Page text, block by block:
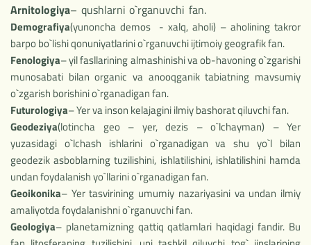
Arnitologiya– qushlarni o`rganuvchi fan.
Demografiya(yunoncha demos - xalq, aholi) – aholining takror
barpo bo`lishi qonuniyatlarini o`rganuvchi ijtimoiy geografik fan.
Fenologiya– yil fasllarining almashinishi va ob-havoning o`zgarishi
munosabati bilan organic va anooqganik tabiatning mavsumiy
o`zgarish borishini o`rganadigan fan.
Futurologiya– Yer va inson kelajagini ilmiy bashorat qiluvchi fan.
Geodeziya(lotincha geo – yer, dezis – o`lchayman) – Yer
yuzasidagi o`lchash ishlarini o`rganadigan va shu yo`l bilan
geodezik asboblarning tuzilishini, ishlatilishini, ishlatilishini hamda
undan foydalanish yo`llarini o`rganadigan fan.
Geoikonika– Yer tasvirining umumiy nazariyasini va undan ilmiy
amaliyotda foydalanishni o`rganuvchi fan.
Geologiya– planetamizning qattiq qatlamlari haqidagi fandir. Bu